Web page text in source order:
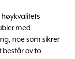
høykvalitets
med
noe som sikrer
består av to